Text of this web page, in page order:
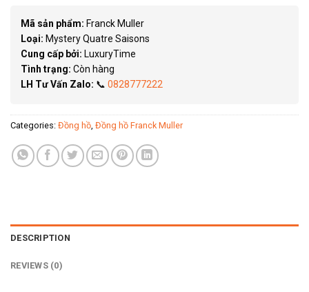
Mã sản phẩm: Franck Muller
Loại: Mystery Quatre Saisons
Cung cấp bởi: LuxuryTime
Tình trạng: Còn hàng
LH Tư Vấn Zalo: 📞 0828777222
Categories: Đồng hồ Đồng hồ Franck Muller
DESCRIPTION
REVIEWS (0)